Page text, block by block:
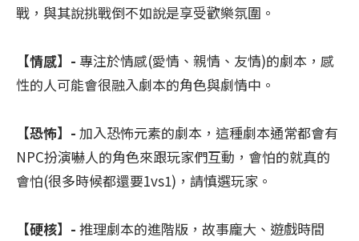
戰，與其說挑戰倒不如說是享受歡樂氛圍。
【情感】- 專注於情感(愛情、親情、友情)的劇本，感
性的人可能會很融入劇本的角色與劇情中。
【恐怖】- 加入恐怖元素的劇本，這種劇本通常都會有
NPC扮演嚇人的角色來跟玩家們互動，會怕的就真的
會怕(很多時候都還要1vs1)，請慎選玩家。
【硬核】- 推理劇本的進階版，故事龐大、遊戲時間